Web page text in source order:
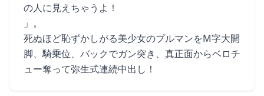
の人に見えちゃうよ！
」。
死ぬほど恥ずかしがる美少女のプルマンをM字大開
脚、騎乗位、バックでガン突き、真正面からベロチ
ュー奪って弥生式連続中出し！